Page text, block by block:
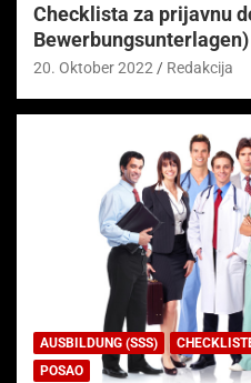
Checklista za prijavnu
Bewerbungsunterlagen)
20. Oktober 2022 Redakcija
AUSBILDUNG (SSS)
POSAO